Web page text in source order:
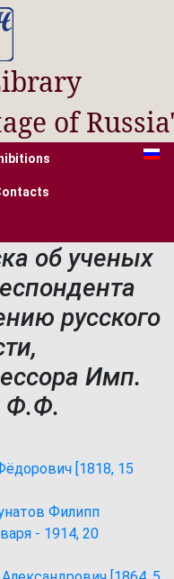
of
об ученых
русского
Имп.
Ф.Ф.
[1818, 15
Филипп
- 1914, 20